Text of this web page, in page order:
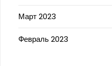
Март 2023
Февраль 2023